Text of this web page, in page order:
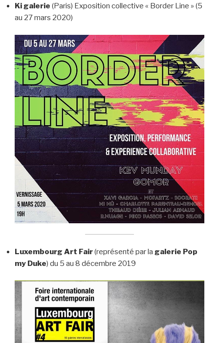
Ki galerie (Paris) Exposition collective « Border Line » (5
au 27 mars 2020)
Luxembourg Art Fair(représenté par la galerie Pop
my Duke) du 5 au 8 décembre 2019